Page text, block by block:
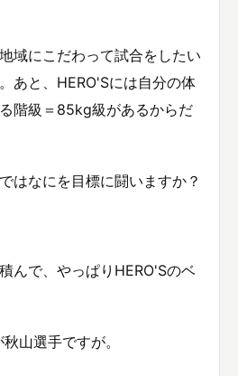
域にこだわって試合をしたい
あと、HERO'Sには自分の体
階級＝85kg級があるからだ
はなにを目標に闘いますか？
んで、やっぱりHERO'Sのベ
山選手ですが。